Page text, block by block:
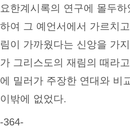
요한계시록의 연구에 몰두하
하여 그 예언서에서 가르치
림이 가까웠다는 신앙을 가
가 그리스도의 재림의 때라
에 밀러가 주장한 연대와 비
이밖에 없었다.
-364-